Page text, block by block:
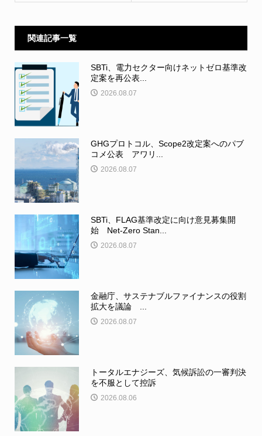
関連記事一覧
SBTi、電力セクター向けネットゼロ基準改
定案を再公表...
2026.08.07
GHGプロトコル、Scope2改定案へのパブ
コメ公表 アワリ...
2026.08.07
SBTi、FLAG基準改定に向け意見募集開
始 Net-Zero Stan...
2026.08.07
金融庁、サステナブルファイナンスの役割
拡大を議論 ...
2026.08.07
トータルエナジーズ、気候訴訟の一審判決
を不服として控訴
2026.08.06